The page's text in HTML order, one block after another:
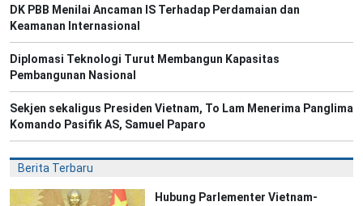
DK PBB Menilai Ancaman IS Terhadap Perdamaian dan
Keamanan Internasional
Diplomasi Teknologi Turut Membangun Kapasitas
Pembangunan Nasional
Sekjen sekaligus Presiden Vietnam, To Lam Menerima Panglima
Komando Pasifik AS, Samuel Paparo
Berita Terbaru
Hubung Parlementer Vietnam-